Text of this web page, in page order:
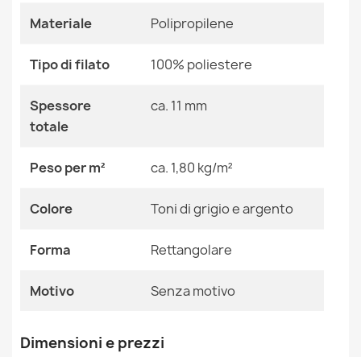
66,90 €
Tappeto moderno lavabile LATIO 71351044 verde
34,90 €
Colore Toni Di Grigio E Argento
Tessuto Polipropilene
Forma Rettangolare
Ean13
2000000113340
MPN Kabis_14878
Materiale Polipropilene
Tipo di filato 100% poliestere
Spessore
totale
ca. 11 mm
Peso per m² ca. 1,80 kg/m²
Colore Toni di grigio e argento
Forma Rettangolare
Motivo Senza motivo
Dimensioni e prezzi